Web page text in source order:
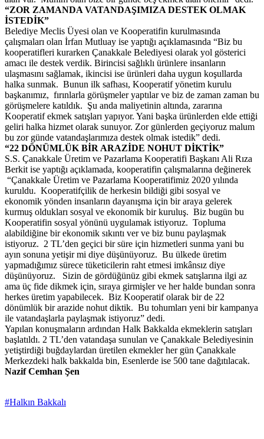
“ZOR ZAMANDA VATANDAŞIMIZA DESTEK OLMAK
İSTEDİK”
Belediye Meclis Üyesi olan ve Kooperatifin kurulmasında
çalışmaları olan İrfan Mutluay ise yaptığı açıklamasında “Biz bu
kooperatifleri kurarken Çanakkale Belediyesi olarak yol gösterici
amacı ile destek verdik. Birincisi sağlıklı ürünlere insanların
ulaşmasını sağlamak, ikincisi ise ürünleri daha uygun koşullarda
halka sunmak. Bunun ilk safhası, Kooperatif yönetim kurulu
başkanımız, fırınlarla görüşmeler yaptılar ve biz de zaman zaman bu
görüşmelere katıldık. Şu anda maliyetinin altında, zararına
Kooperatif ekmek satışları yapıyor. Yani başka ürünlerden elde ettiği
geliri halka hizmet olarak sunuyor. Zor günlerden geçiyoruz malum
bu zor günde vatandaşlarımıza destek olmak istedik” dedi.
“22 DÖNÜMLÜK BİR ARAZİDE NOHUT DİKTİK”
S.S. Çanakkale Üretim ve Pazarlama Kooperatifi Başkanı Ali Rıza
Berkit ise yaptığı açıklamada, kooperatifin çalışmalarına değinerek
“Çanakkale Üretim ve Pazarlama Kooperatifimiz 2020 yılında
kuruldu. Kooperatifçilik de herkesin bildiği gibi sosyal ve
ekonomik yönden insanların dayanışma için bir araya gelerek
kurmuş oldukları sosyal ve ekonomik bir kuruluş. Biz bugün bu
Kooperatifin sosyal yönünü uygulamak istiyoruz. Topluma
alabildiğine bir ekonomik sıkıntı ver ve biz bunu paylaşmak
istiyoruz. 2 TL’den geçici bir süre için hizmetleri sunma yani bu
ayın sonuna yetişir mi diye düşünüyoruz. Bu ülkede üretim
yapmadığımız sürece tüketicilerin raht etmesi imkânsız diye
düşünüyoruz. Sizin de gördüğünüz gibi ekmek satışlarına ilgi az
ama üç fide dikmek için, sıraya girmişler ve her halde bundan sonra
herkes üretim yapabilecek. Biz Kooperatif olarak bir de 22
dönümlük bir arazide nohut diktik. Bu tohumları yeni bir kampanya
ile vatandaşlarla paylaşmak istiyoruz” dedi.
Yapılan konuşmaların ardından Halk Bakkalda ekmeklerin satışları
başlatıldı. 2 TL’den vatandaşa sunulan ve Çanakkale Belediyesinin
yetiştirdiği buğdaylardan üretilen ekmekler her gün Çanakkale
Merkezdeki halk bakkalda bin, Esenlerde ise 500 tane dağıtılacak.
Nazif Cemhan Şen
#Halkın Bakkalı